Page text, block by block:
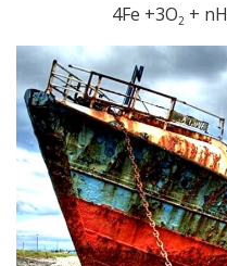
4Fe +3O2 + nH